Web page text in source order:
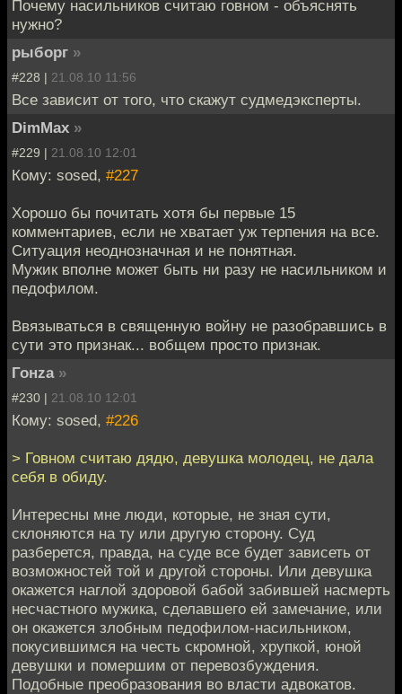
Почему насильников считаю говном - объяснять
нужно?
рыборг »
#228 | 21.08.10 11:56
Все зависит от того, что скажут судмедэксперты.
DimMax »
#229 | 21.08.10 12:01
Кому: sosed, #227
Хорошо бы почитать хотя бы первые 15
комментариев, если не хватает уж терпения на все.
Ситуация неоднозначная и не понятная.
Мужик вполне может быть ни разу не насильником и
педофилом.
Ввязываться в священную войну не разобравшись в
сути это признак... вобщем просто признак.
Гонzа »
#230 | 21.08.10 12:01
Кому: sosed, #226
> Говном считаю дядю, девушка молодец, не дала
себя в обиду.
Интересны мне люди, которые, не зная сути,
склоняются на ту или другую сторону. Суд
разберется, правда, на суде все будет зависеть от
возможностей той и другой стороны. Или девушка
окажется наглой здоровой бабой забившей насмерть
несчастного мужика, сделавшего ей замечание, или
он окажется злобным педофилом-насильником,
покусившимся на честь скромной, хрупкой, юной
девушки и помершим от перевозбуждения.
Подобные преобразования во власти адвокатов.